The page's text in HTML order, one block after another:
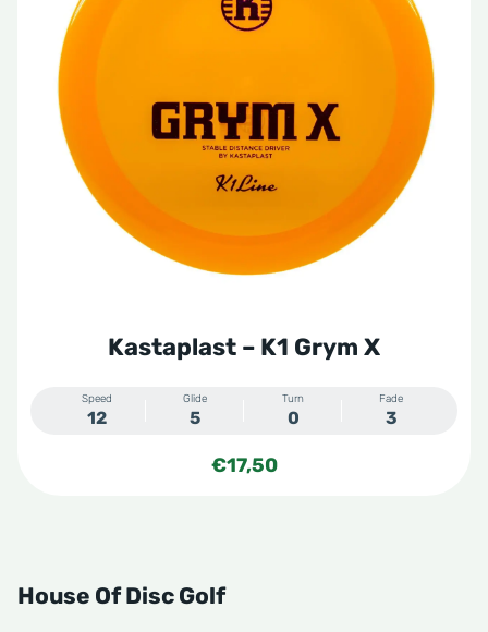
Kastaplast – K1 Grym X
Speed
12
Glide
5
Turn
0
Fade
3
€17,50
House Of Disc Golf